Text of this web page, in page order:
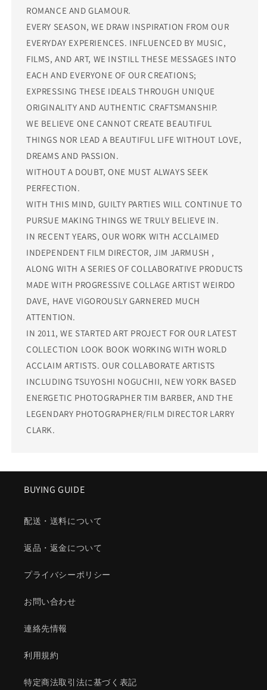
ROMANCE AND GLAMOUR.
EVERY SEASON, WE DRAW INSPIRATION FROM OUR
EVERYDAY EXPERIENCES. INFLUENCED BY MUSIC,
FILMS, AND ART, WE INSTILL THESE MESSAGES INTO
EACH AND EVERYONE OF OUR CREATIONS;
EXPRESSING THESE IDEALS THROUGH UNIQUE
ORIGINALITY AND AUTHENTIC CRAFTSMANSHIP.
WE BELIEVE ONE CANNOT CREATE BEAUTIFUL
THINGS NOR LEAD A BEAUTIFUL LIFE WITHOUT LOVE,
DREAMS AND PASSION.
WITHOUT A DOUBT, ONE MUST ALWAYS SEEK
PERFECTION.
WITH THIS MIND, GUILTY PARTIES WILL CONTINUE TO
PURSUE MAKING THINGS WE TRULY BELIEVE IN.
IN RECENT YEARS, OUR WORK WITH ACCLAIMED
INDEPENDENT FILM DIRECTOR, JIM JARMUSH ,
ALONG WITH A SERIES OF COLLABORATIVE PRODUCTS
MADE WITH PROGRESSIVE COLLAGE ARTIST WEIRDO
DAVE, HAVE VIGOROUSLY GARNERED MUCH
ATTENTION.
IN 2011, WE STARTED ART PROJECT FOR OUR LATEST
COLLECTION LOOK BOOK WORKING WITH WORLD
ACCLAIM ARTISTS. OUR COLLABORATE ARTISTS
INCLUDING TSUYOSHI NOGUCHII, NEW YORK BASED
ENERGETIC PHOTOGRAPHER TIM BARBER, AND THE
LEGENDARY PHOTOGRAPHER/FILM DIRECTOR LARRY
CLARK.
BUYING GUIDE
配送・送料について
返品・返金について
プライバシーポリシー
お問い合わせ
連絡先情報
利用規約
特定商法取引法に基づく表記